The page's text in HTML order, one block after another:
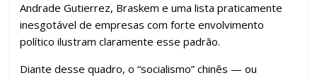
Andrade Gutierrez, Braskem e uma lista praticamente
inesgotável de empresas com forte envolvimento
político ilustram claramente esse padrão.
Diante desse quadro, o “socialismo” chinês — ou